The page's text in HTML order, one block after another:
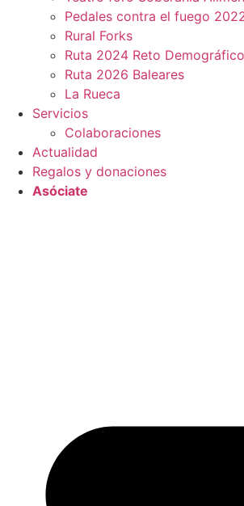
Pedales contra el fuego
Rural Forks
Ruta 2024 Reto Demográfico
Ruta 2026 Baleares
La Rueca
Servicios
Colaboraciones
Actualidad
Regalos y donaciones
Asóciate